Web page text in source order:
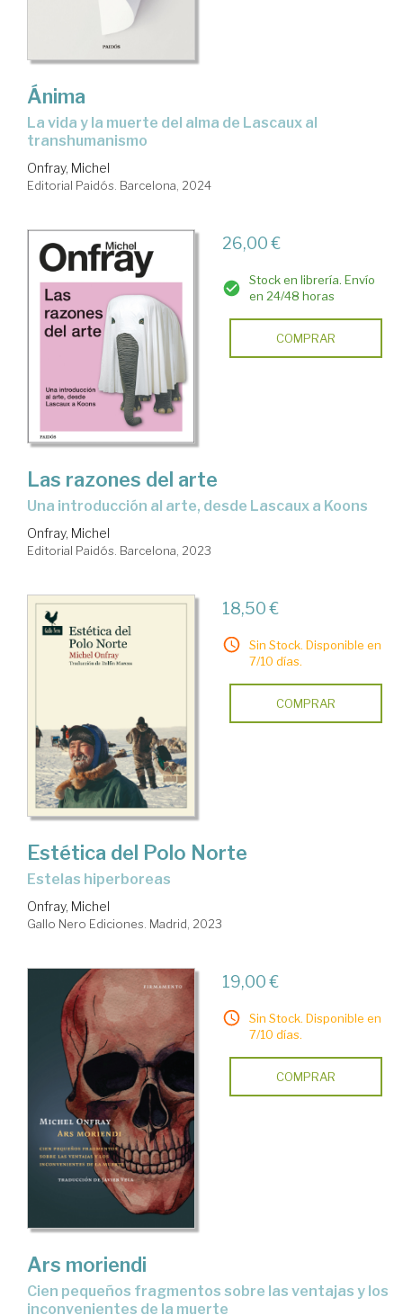
Ánima
la vida y la muerte del alma de Lascaux al
transhumanismo
Onfray, Michel
Editorial Paidós. Barcelona, 2024
26,00 €
Stock en librería. Envío
en 24/48 horas
COMPRAR
Las razones del arte
una introducción al arte, desde Lascaux a Koons
Onfray, Michel
Editorial Paidós. Barcelona, 2023
18,50 €
Sin Stock. Disponible en
7/10 días.
COMPRAR
Estética del Polo Norte
estelas hiperboreas
Onfray, Michel
Gallo Nero Ediciones. Madrid, 2023
19,00 €
Sin Stock. Disponible en
7/10 días.
COMPRAR
Ars moriendi
cien pequeños fragmentos sobre las ventajas y los
inconvenientes de la muerte